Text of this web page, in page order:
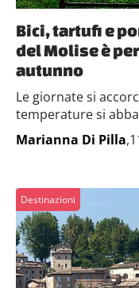
Bici, tartufi e
del Molise è
autunno
Le giornate si
temperature si
Marianna Di Pilla
Destinazioni